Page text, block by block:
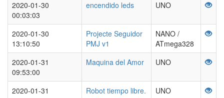
2020-01-30
00:03:03
encendido leds UNO
2020-01-30
13:10:50
Projecte Seguidor
PMJ v1
NANO /
ATmega328
2020-01-31
09:53:00
Maquina del Amor UNO
2020-01-31
Robot tiempo libre. UNO